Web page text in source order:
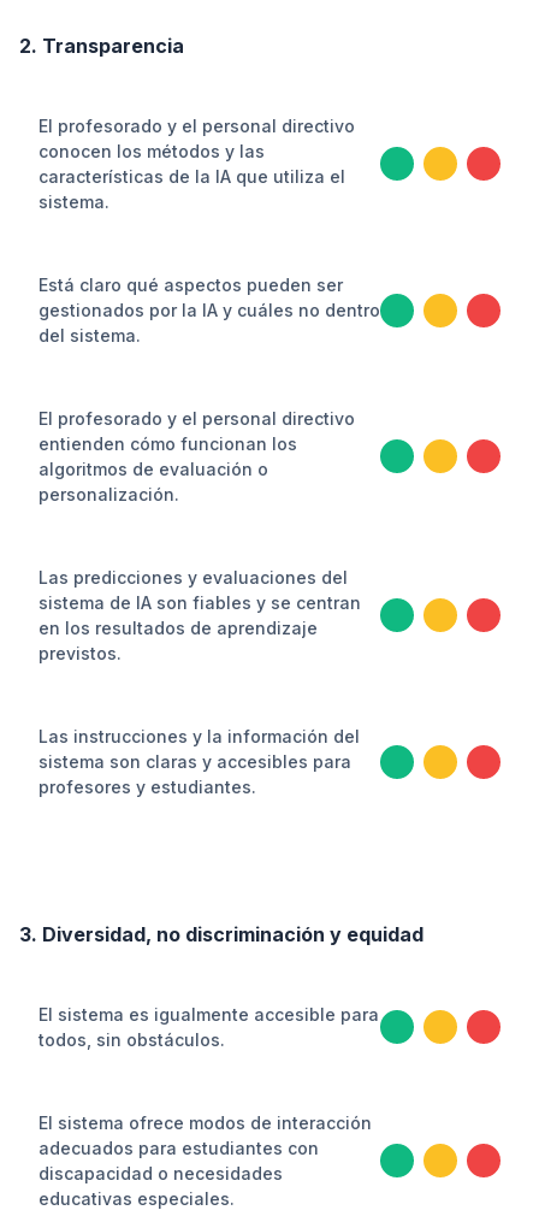
2. Transparencia
El profesorado y el personal directivo
conocen los métodos y las
características de la IA que utiliza el
sistema.
Está claro qué aspectos pueden ser
gestionados por la IA y cuáles no dentro
del sistema.
El profesorado y el personal directivo
entienden cómo funcionan los
algoritmos de evaluación o
personalización.
Las predicciones y evaluaciones del
sistema de IA son fiables y se centran
en los resultados de aprendizaje
previstos.
Las instrucciones y la información del
sistema son claras y accesibles para
profesores y estudiantes.
3. Diversidad, no discriminación y equidad
El sistema es igualmente accesible para
todos, sin obstáculos.
El sistema ofrece modos de interacción
adecuados para estudiantes con
discapacidad o necesidades
educativas especiales.